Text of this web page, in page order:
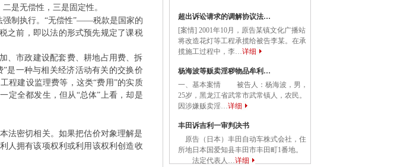
中共中央 国务院关于促进民营经济发展壮大的意见
《中共中央 国务院关于促进民营经济发展壮大的意见》
权…
国家发展改革委等部门关于做好2023年降成本重点工作
的…
关于公开遴选《建设项目经济评价方法与参数（修订建
是无偿性，三是固定性。
制执行。“无偿性”——税款是国家的
之前，即以法的形式预先规定了课税
市政建设配套费、耕地占用费、拆
是一种与相关经济活动有关的交换价
程建设监理费等，这类“费用”的实质
定全都发生，但从“总体”上看，却是
密切相关。如果把估价对象理解是
人拥有该项权利或利用该权利创造收
超出诉讼请求的调解协议法…
[案情] 2001年10月，原告某镇文化广播站
将改造花灯等工程承揽给被告李某。在承
揽施工过程中，李…详细
杨海波等贩卖淫秽物品牟利…
一、基本案情 被告人：杨海波，男，
25岁，黑龙江省武常市武常镇人，农民。
因涉嫌贩卖淫…详细
丰田诉吉利一审判决书
原告（日本）丰田自动车株式会社，住
所地日本国爱知县丰田市丰田町1番地。
法定代表人…详细